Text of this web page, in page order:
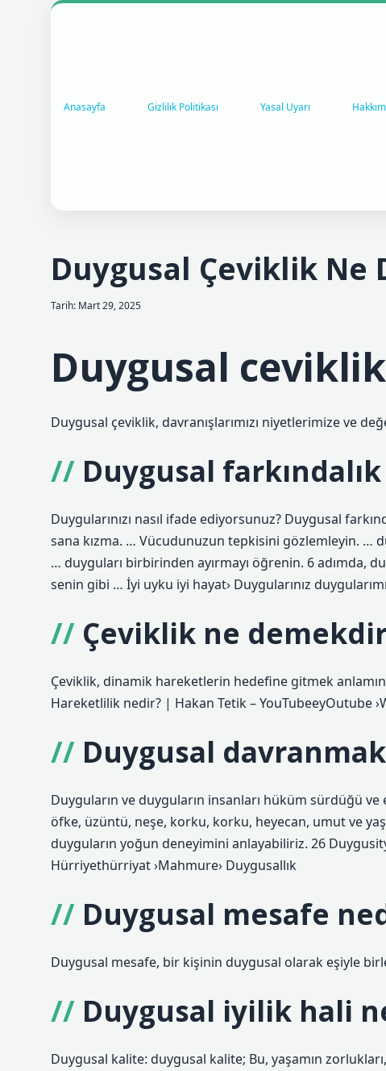
Anasayfa Gizlilik Politikası Yasal Uyarı
Duygusal Çeviklik Ne
Tarih: Mart 29, 2025
Duygusal
Duygusal çeviklik, davranışlarımızı niyetlerimize ve
Duygusal farkındalık
Duygularınızı nasıl ifade ediyorsunuz? Duygusal
sana kızma. … Vücudunuzun tepkisini gözlemleyin. …
… duyguları birbirinden ayırmayı öğrenin. 6 adımda,
senin gibi … İyi uyku iyi hayat› Duygularınız
Çeviklik ne
Çeviklik, dinamik hareketlerin hedefine gitmek
Hareketlilik nedir? | Hakan Tetik – YouTubeeyOutube
Duygusal
Duyguların ve duyguların insanları hüküm sürdüğü
öfke, üzüntü, neşe, korku, korku, heyecan, umut ve
duyguların yoğun deneyimini anlayabiliriz. 26
Hürriyethürriyat ›Mahmure› Duygusallık
Duygusal mesafe
Duygusal mesafe, bir kişinin duygusal olarak eşiyle
Duygusal iyilik hali
Duygusal kalite: duygusal kalite; Bu, yaşamın